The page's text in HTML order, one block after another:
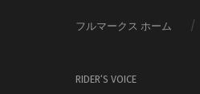
フルマークス ホーム
RIDER‘S VOICE